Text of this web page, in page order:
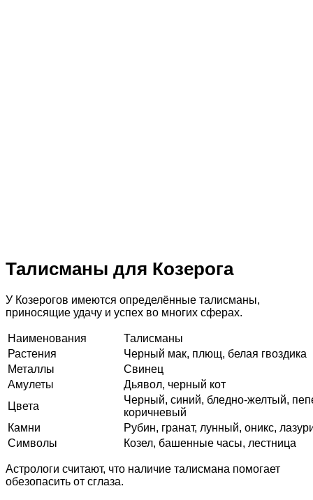
Талисманы для Козерога
У Козерогов имеются определённые талисманы,
приносящие удачу и успех во многих сферах.
Наименования
Талисманы
Растения
Черный мак, плющ, белая гвоздика
Металлы
Свинец
Амулеты
Дьявол, черный кот
Цвета
Черный, синий, бледно-желтый,
коричневый
Камни
Рубин, гранат, лунный, оникс,
Символы
Козел, башенные часы, лестница
Астрологи считают, что наличие талисмана помогает
обезопасить от сглаза.